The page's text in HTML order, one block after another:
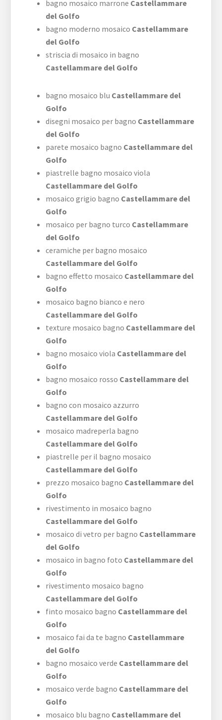
bagno mosaico marrone Castellammare
del Golfo
bagno moderno mosaico Castellammare
del Golfo
striscia di mosaico in bagno
Castellammare del Golfo
bagno mosaico blu Castellammare del
Golfo
disegni mosaico per bagno Castellammare
del Golfo
parete mosaico bagno Castellammare del
Golfo
piastrelle bagno mosaico viola
Castellammare del Golfo
mosaico grigio bagno Castellammare del
Golfo
mosaico per bagno turco Castellammare
del Golfo
ceramiche per bagno mosaico
Castellammare del Golfo
bagno effetto mosaico Castellammare del
Golfo
mosaico bagno bianco e nero
Castellammare del Golfo
texture mosaico bagno Castellammare del
Golfo
bagno mosaico viola Castellammare del
Golfo
bagno mosaico rosso Castellammare del
Golfo
bagno con mosaico azzurro
Castellammare del Golfo
mosaico madreperla bagno
Castellammare del Golfo
piastrelle per il bagno mosaico
Castellammare del Golfo
prezzo mosaico bagno Castellammare del
Golfo
rivestimento in mosaico bagno
Castellammare del Golfo
mosaico di vetro per bagno Castellammare
del Golfo
mosaico in bagno foto Castellammare del
Golfo
rivestimento mosaico bagno
Castellammare del Golfo
finto mosaico bagno Castellammare del
Golfo
mosaico fai da te bagno Castellammare
del Golfo
bagno mosaico verde Castellammare del
Golfo
mosaico verde bagno Castellammare del
Golfo
mosaico blu bagno Castellammare del